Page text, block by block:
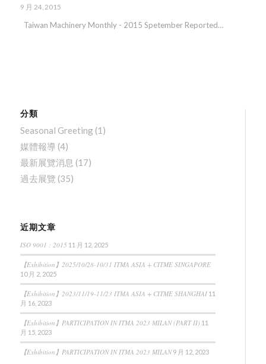
9 月 24, 2015
Taiwan Machinery Monthly - 2015 Spetember Reported…
分類
Seasonal Greeting (1)
媒體報導 (4)
最新展覽消息 (17)
過去展覽 (35)
近期文章
ISO 9001 : 2015 11 月 12, 2025
【Exhibition】2025/10/28-10/31 ITMA ASIA + CITME SINGAPORE
10 月 2, 2025
【Exhibition】2023/11/19-11/23 ITMA ASIA + CITME SHANGHAI 11
月 16, 2023
【Exhibition】PARTICIPATION IN ITMA 2023 MILAN (PART II) 11
月 15, 2023
【Exhibition】PARTICIPATION IN ITMA 2023 MILAN 9 月 12, 2023